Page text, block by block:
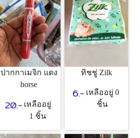
ปากกาเมจิก แดง
horse
20.- เหลืออยู่
1 ชิ้น
ทิชชู่ Zilk
6.- เหลืออยู่ 0
ชิ้น